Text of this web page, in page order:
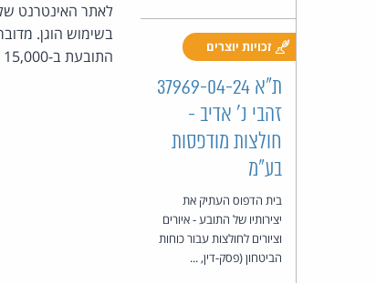
זכויות יוצרים
ת"א 37969-04-24
זהבי נ' אדיב -
חולצות מודפסות
בע"מ
בית הדפוס העתיק את
יצירותיו של התובע - איורים
וציורים לחולצות עבור כוחות
הביטחון (פסק-דין, ...
לאתר האינטרנט
בשימוש הוגן.
התובעת ב-15,000 ש"ח וכן תישא בהוצאות של 5,000 ש"ח.